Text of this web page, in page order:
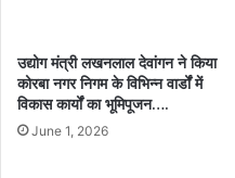
उद्योग मंत्री लखनलाल देवांगन ने किया
कोरबा नगर निगम के विभिन्न वार्डों में
विकास कार्यों का भूमिपूजन….
June 1, 2026